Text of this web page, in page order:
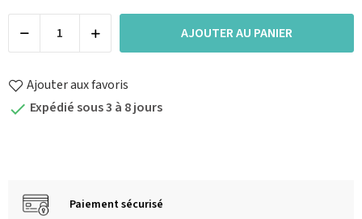
AJOUTER AU PANIER
Ajouter aux favoris
 Expédié sous 3 à 8 jours
Paiement sécurisé